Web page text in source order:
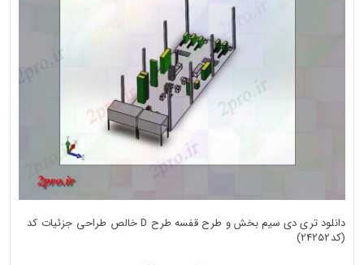
دانلود تری دی سیم بخش و طرح قفسه طرح D خالص طراحی جزئیات کد
(کد24252)